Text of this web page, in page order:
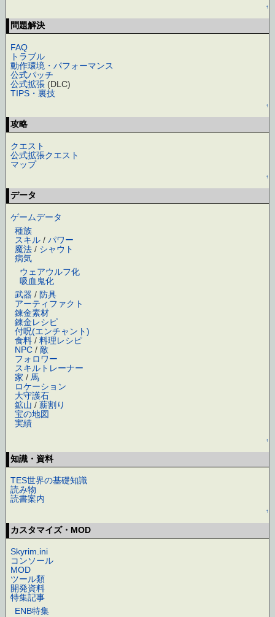
↑
問題解決
FAQ
トラブル
動作環境・パフォーマンス
公式パッチ
公式拡張 (DLC)
TIPS・裏技
↑
攻略
クエスト
公式拡張クエスト
マップ
↑
データ
ゲームデータ
種族
スキル /パワー
魔法 / シャウト
病気
ウェアウルフ化
吸血鬼化
武器 / 防具
アーティファクト
錬金素材
錬金レシピ
付呪(エンチャント)
食料 /料理レシピ
NPC /敵
フォロワー
スキルトレーナー
家 / 馬
ロケーション
大守護石
鉱山 /薪割り
宝の地図
実績
↑
知識・資料
TES世界の基礎知識
読み物
読書案内
↑
カスタマイズ・MOD
Skyrim.ini
コンソール
MOD
ツール類
開発資料
特集記事
ENB特集